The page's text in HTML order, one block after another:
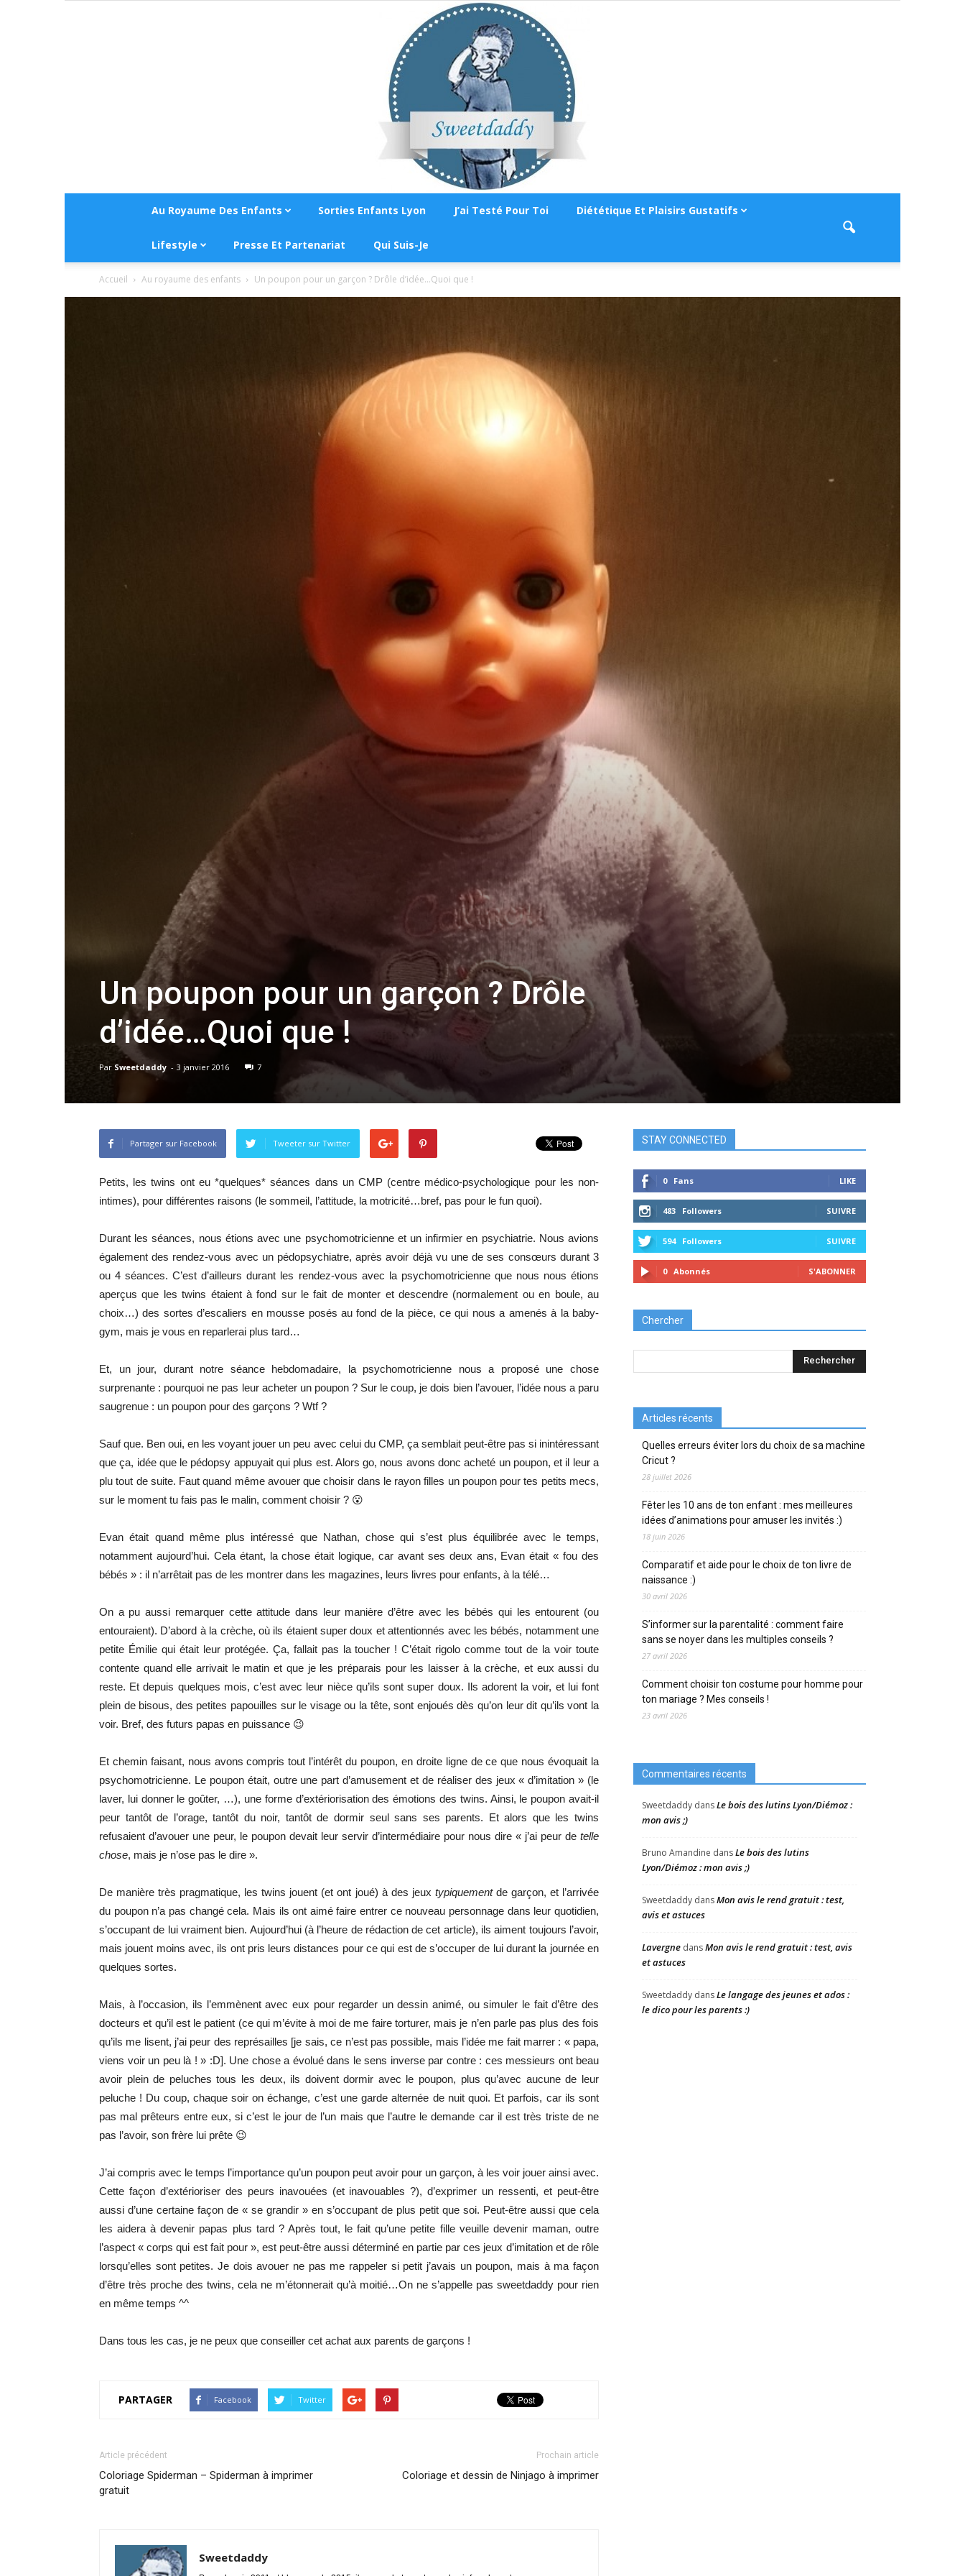
Au Royaume Des Enfants Sorties Enfants Lyon J’ai Testé Pour Toi Diététique Et Plaisirs Gustatifs
Lifestyle Presse Et Partenariat Qui Suis-Je
Accueil Au royaume des enfants Un poupon pour un garçon ? Drôle d’idée…Quoi que !
Un poupon pour un garçon ? Drôle
d’idée…Quoi que !
Par Sweetdaddy - 3 janvier 2016 7
Partager sur Facebook Tweeter sur Twitter
Petits, les twins ont eu *quelques* séances dans un CMP (centre médico-psychologique pour les non-
intimes), pour différentes raisons (le sommeil, l’attitude, la motricité…bref, pas pour le fun quoi).
Durant les séances, nous étions avec une psychomotricienne et un infirmier en psychiatrie. Nous avions
également des rendez-vous avec un pédopsychiatre, après avoir déjà vu une de ses consœurs durant 3
ou 4 séances. C’est d’ailleurs durant les rendez-vous avec la psychomotricienne que nous nous étions
aperçus que les twins étaient à fond sur le fait de monter et descendre (normalement ou en boule, au
choix…) des sortes d’escaliers en mousse posés au fond de la pièce, ce qui nous a amenés à la baby-
gym, mais je vous en reparlerai plus tard…
Et, un jour, durant notre séance hebdomadaire, la psychomotricienne nous a proposé une chose
surprenante : pourquoi ne pas leur acheter un poupon ? Sur le coup, je dois bien l’avouer, l’idée nous a paru
saugrenue : un poupon pour des garçons ? Wtf ?
Sauf que. Ben oui, en les voyant jouer un peu avec celui du CMP, ça semblait peut-être pas si inintéressant
que ça, idée que le pédopsy appuyait qui plus est. Alors go, nous avons donc acheté un poupon, et il leur a
plu tout de suite. Faut quand même avouer que choisir dans le rayon filles un poupon pour tes petits mecs,
sur le moment tu fais pas le malin, comment choisir ? 😮
Evan était quand même plus intéressé que Nathan, chose qui s’est plus équilibrée avec le temps,
notamment aujourd’hui. Cela étant, la chose était logique, car avant ses deux ans, Evan était « fou des
bébés » : il n’arrêtait pas de les montrer dans les magazines, leurs livres pour enfants, à la télé…
On a pu aussi remarquer cette attitude dans leur manière d’être avec les bébés qui les entourent (ou
entouraient). D’abord à la crèche, où ils étaient super doux et attentionnés avec les bébés, notamment une
petite Émilie qui était leur protégée. Ça, fallait pas la toucher ! C’était rigolo comme tout de la voir toute
contente quand elle arrivait le matin et que je les préparais pour les laisser à la crèche, et eux aussi du
reste. Et depuis quelques mois, c’est avec leur nièce qu’ils sont super doux. Ils adorent la voir, et lui font
plein de bisous, des petites papouilles sur le visage ou la tête, sont enjoués dès qu’on leur dit qu’ils vont la
voir. Bref, des futurs papas en puissance 😉
Et chemin faisant, nous avons compris tout l’intérêt du poupon, en droite ligne de ce que nous évoquait la
psychomotricienne. Le poupon était, outre une part d’amusement et de réaliser des jeux « d’imitation » (le
laver, lui donner le goûter, …), une forme d’extériorisation des émotions des twins. Ainsi, le poupon avait-il
peur tantôt de l’orage, tantôt du noir, tantôt de dormir seul sans ses parents. Et alors que les twins
refusaient d’avouer une peur, le poupon devait leur servir d’intermédiaire pour nous dire « j’ai peur de telle
chose, mais je n’ose pas le dire ».
De manière très pragmatique, les twins jouent (et ont joué) à des jeux typiquementde garçon, et l’arrivée
du poupon n’a pas changé cela. Mais ils ont aimé faire entrer ce nouveau personnage dans leur quotidien,
s’occupant de lui vraiment bien. Aujourd’hui (à l’heure de rédaction de cet article), ils aiment toujours l’avoir,
mais jouent moins avec, ils ont pris leurs distances pour ce qui est de s’occuper de lui durant la journée en
quelques sortes.
Mais, à l’occasion, ils l’emmènent avec eux pour regarder un dessin animé, ou simuler le fait d’être des
docteurs et qu’il est le patient (ce qui m’évite à moi de me faire torturer, mais je n’en parle pas plus des fois
qu’ils me lisent, j’ai peur des représailles [je sais, ce n’est pas possible, mais l’idée me fait marrer : « papa,
viens voir un peu là ! » :D]. Une chose a évolué dans le sens inverse par contre : ces messieurs ont beau
avoir plein de peluches tous les deux, ils doivent dormir avec le poupon, plus qu’avec aucune de leur
peluche ! Du coup, chaque soir on échange, c’est une garde alternée de nuit quoi. Et parfois, car ils sont
pas mal prêteurs entre eux, si c’est le jour de l’un mais que l’autre le demande car il est très triste de ne
pas l’avoir, son frère lui prête 😉
J’ai compris avec le temps l’importance qu’un poupon peut avoir pour un garçon, à les voir jouer ainsi avec.
Cette façon d’extérioriser des peurs inavouées (et inavouables ?), d’exprimer un ressenti, et peut-être
aussi d’une certaine façon de « se grandir » en s’occupant de plus petit que soi. Peut-être aussi que cela
les aidera à devenir papas plus tard ? Après tout, le fait qu’une petite fille veuille devenir maman, outre
l’aspect « corps qui est fait pour », est peut-être aussi déterminé en partie par ces jeux d’imitation et de rôle
lorsqu’elles sont petites. Je dois avouer ne pas me rappeler si petit j’avais un poupon, mais à ma façon
d’être très proche des twins, cela ne m’étonnerait qu’à moitié…On ne s’appelle pas sweetdaddy pour rien
en même temps ^^
Dans tous les cas, je ne peux que conseiller cet achat aux parents de garçons !
PARTAGER Facebook Twitter
Article précédent
Coloriage Spiderman – Spiderman à imprimer
gratuit
Prochain article
Coloriage et dessin de Ninjago à imprimer
Sweetdaddy
STAY CONNECTED
0 Fans LIKE
483 Followers SUIVRE
594 Followers SUIVRE
0 Abonnés S'ABONNER
Chercher
Articles récents
Quelles erreurs éviter lors du choix de sa machine
Cricut ?
28 juillet 2026
Fêter les 10 ans de ton enfant : mes meilleures
idées d’animations pour amuser les invités :)
18 juin 2026
Comparatif et aide pour le choix de ton livre de
naissance :)
30 avril 2026
S’informer sur la parentalité : comment faire
sans se noyer dans les multiples conseils ?
27 avril 2026
Comment choisir ton costume pour homme pour
ton mariage ? Mes conseils !
23 avril 2026
Commentaires récents
Sweetdaddy dansLe bois des lutins Lyon/Diémoz :
mon avis ;)
Bruno Amandine dansLe bois des lutins
Lyon/Diémoz : mon avis ;)
Sweetdaddy dansMon avis le rend gratuit : test,
avis et astuces
Lavergne dansMon avis le rend gratuit : test, avis
et astuces
Sweetdaddy dansLe langage des jeunes et ados :
le dico pour les parents :)